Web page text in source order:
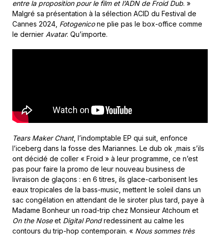
entre la proposition pour le film et l’ADN de Froid Dub. »
Malgré sa présentation à la sélection ACID du Festival de
Cannes 2024, Fotogenicone plie pas le box-office comme
le dernier Avatar. Qu’importe.
Tears Maker Chant, l’indomptable EP qui suit, enfonce
l’iceberg dans la fosse des Mariannes. Le dub ok ,mais s’ils
ont décidé de coller « Froid » à leur programme, ce n’est
pas pour faire la promo de leur nouveau business de
livraison de glaçons : en 6 titres, ils glace-carbonisent les
eaux tropicales de la bass-music, mettent le soleil dans un
sac congélation en attendant de le siroter plus tard, paye à
Madame Bonheur un road-trip chez Monsieur Atchoum et
On the Noseet Digital Pondredessinent au calme les
contours du trip-hop contemporain. « Nous sommes très